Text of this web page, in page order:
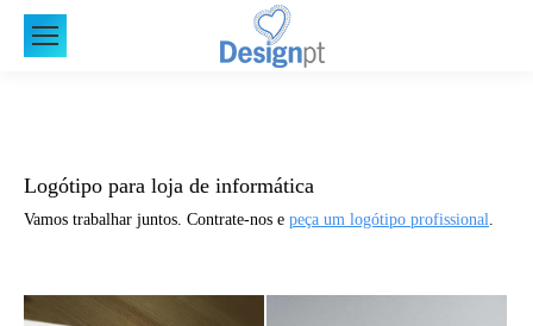
Logótipo para loja de informática
Vamos trabalhar juntos. Contrate-nos e peça um logótipo profissional.